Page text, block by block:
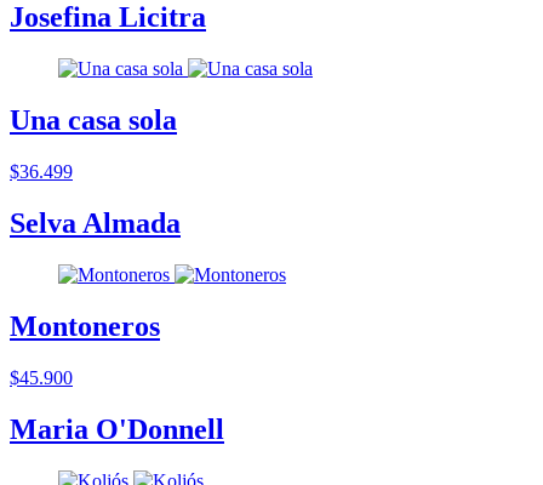
Josefina Licitra
Una casa sola
$36.499
Selva Almada
Montoneros
$45.900
Maria O'Donnell